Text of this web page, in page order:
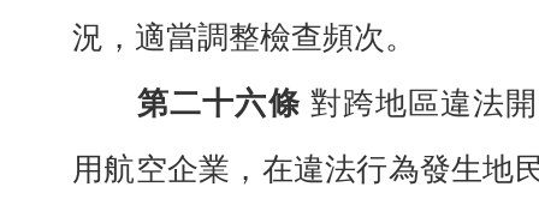
況，適當調整檢查頻次。
第二十六條 對跨地區違法
用航空企業，在違法行為發生地